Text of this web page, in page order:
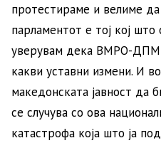
протестираме и велиме
парламентот е тој кој што
уверувам дека ВМРО-
какви уставни измени. И
македонската јавност да
се случува со ова
катастрофа која што ја